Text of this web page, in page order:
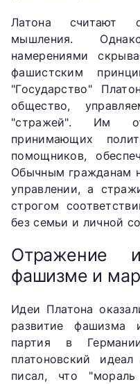
Латона считают
мышления.
намерениями
фашистским
"Государство"
общество,
"стражей". Им
принимающих
помощников,
Обычным гражданам
управлении, а
строгом
без семьи и личной
Отражение
фашизме и
Идеи Платона
развитие фашизма
партия в
платоновский
писал, что